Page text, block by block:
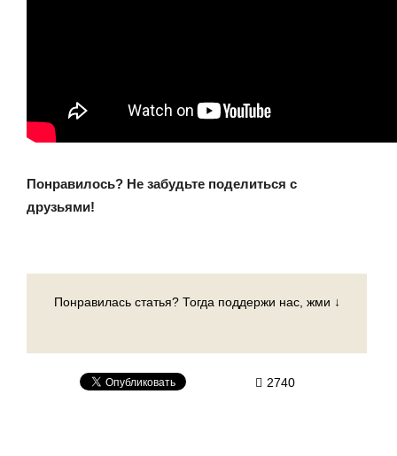
Понравилось? Не забудьте поделиться с
друзьями!
Понравилась статья? Тогда поддержи нас, жми ↓
2740